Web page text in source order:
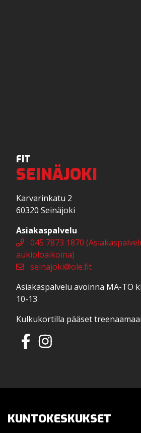
FIT
SEINÄJOKI
Karvarinkatu 2
60320 Seinäjoki
Asiakaspalvelu
045 7873 1870
aukioloaikoina)
seinajoki@ole.fit
Asiakaspalvelu avoinna MA-TO
10-13
Kulkukortilla pääset
KUNTOKESKUKSET